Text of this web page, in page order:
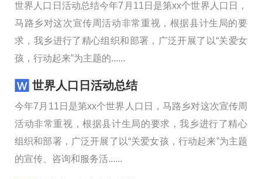
世界人口日活动总结今年7月11日是第xx个世界人口日，
马路乡对这次宣传周活动非常重视，根据县计生局的要
求，我乡进行了精心组织和部署，广泛开展了以“关爱女
孩，行动起来”为主题的......
世界人口日活动总结
今年7月11日是第xx个世界人口日，马路乡对这次宣传周
活动非常重视，根据县计生局的要求，我乡进行了精心
组织和部署，广泛开展了以“关爱女孩，行动起来”为主题
的宣传、咨询和服务活......